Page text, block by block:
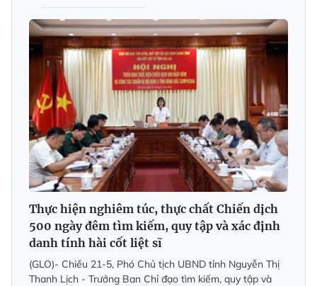
Thực hiện nghiêm túc, thực chất Chiến dịch
500 ngày đêm tìm kiếm, quy tập và xác định
danh tính hài cốt liệt sĩ
(GLO)- Chiều 21-5, Phó Chủ tịch UBND tỉnh Nguyễn Thị
Thanh Lịch - Trưởng Ban Chỉ đạo tìm kiếm, quy tập và